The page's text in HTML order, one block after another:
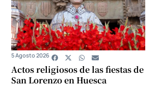
Actos religiosos de las fiestas de
San Lorenzo en Huesca
5 Agosto 2026